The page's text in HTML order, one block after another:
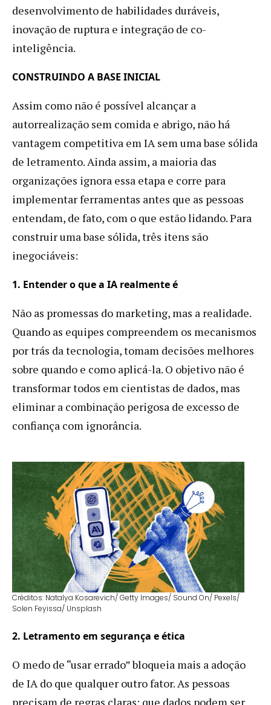
desenvolvimento de habilidades duráveis,
inovação de ruptura e integração de co-
inteligência.
CONSTRUINDO A BASE INICIAL
Assim como não é possível alcançar a
autorrealização sem comida e abrigo, não há
vantagem competitiva em IA sem uma base sólida
de letramento. Ainda assim, a maioria das
organizações ignora essa etapa e corre para
implementar ferramentas antes que as pessoas
entendam, de fato, com o que estão lidando. Para
construir uma base sólida, três itens são
inegociáveis:
1. Entender o que a IA realmente é
Não as promessas do marketing, mas a realidade.
Quando as equipes compreendem os mecanismos
por trás da tecnologia, tomam decisões melhores
sobre quando e como aplicá-la. O objetivo não é
transformar todos em cientistas de dados, mas
eliminar a combinação perigosa de excesso de
confiança com ignorância.
Créditos: Natalya Kosarevich/ Getty Images/ Sound On/ Pexels/
Solen Feyissa/ Unsplash
2. Letramento em segurança e ética
O medo de “usar errado” bloqueia mais a adoção
de IA do que qualquer outro fator. As pessoas
precisam de regras claras: que dados podem ser